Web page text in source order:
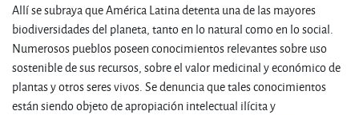
Allí se subraya que América Latina detenta una de las mayores
biodiversidades del planeta, tanto en lo natural como en lo social.
Numerosos pueblos poseen conocimientos relevantes sobre uso
sostenible de sus recursos, sobre el valor medicinal y económico de
plantas y otros seres vivos. Se denuncia que tales conocimientos
están siendo objeto de apropiación intelectual ilícita y